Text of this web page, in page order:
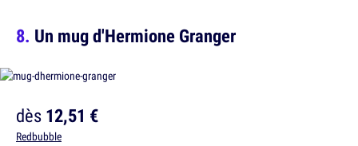
Un mug d'Hermione Granger
dès12,51 €
Redbubble